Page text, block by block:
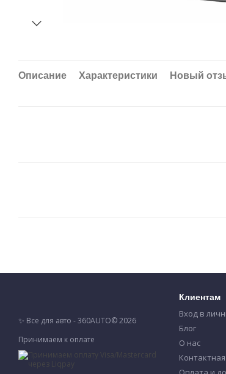
Описание Характеристики Новый
✨ Все для авто - 360AUTO© 2026
Принимаем к оплате
Клиентам
Вход в
Блог
О нас